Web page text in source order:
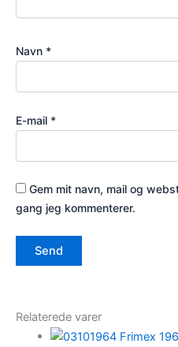
Navn *
E-mail *
Gem mit navn, mail og
gang jeg kommenterer.
Relaterede varer